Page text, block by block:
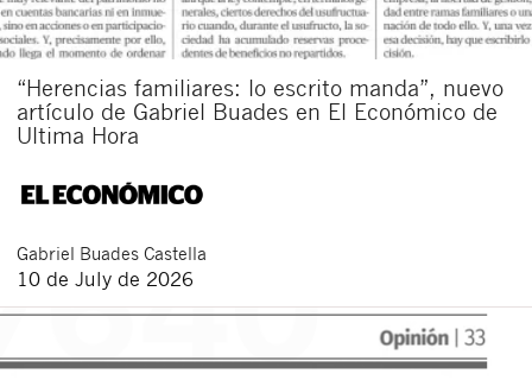
“Herencias familiares: lo escrito manda”, nuevo
artículo de Gabriel Buades en El Económico de
Ultima Hora
Gabriel Buades Castella
10 de July de 2026